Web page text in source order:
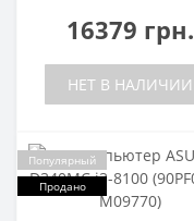
16379 грн.
НЕТ В НАЛИЧИИ
Популярный
Продано